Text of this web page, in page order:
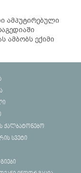
ამპუტირებული
ამბობს ექიმი
ქალბატონებო
სვეტი